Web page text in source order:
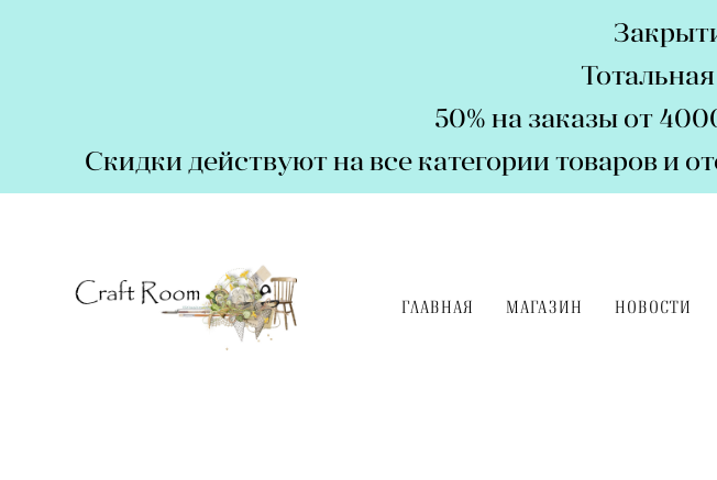
50% на заказы от
Скидки действуют на все категории товаров и
ГЛАВНАЯ МАГАЗИН НОВОСТИ